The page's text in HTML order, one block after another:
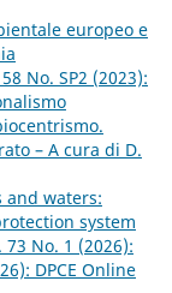
europeo e
No. SP2 (2023):
– A cura di D.
and waters:
system
73 No. 1 (2026):
DPCE Online